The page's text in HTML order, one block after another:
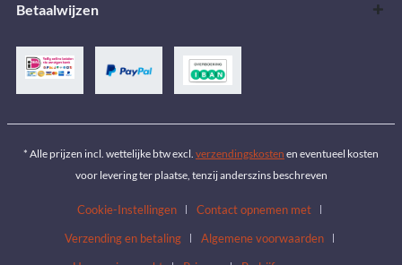
Betaalwijzen
* Alle prijzen incl. wettelijke btw excl. verzendingskosten en eventueel kosten
voor levering ter plaatse, tenzij anderszins beschreven
Cookie-Instellingen
Contact opnemen met
Verzending en betaling
Algemene voorwaarden